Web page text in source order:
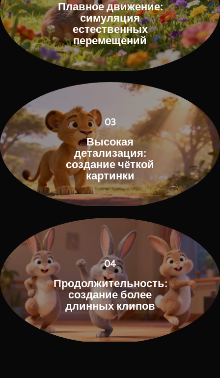
Плавное движение:
симуляция
естественных
перемещений
03
Высокая
детализация:
создание чёткой
картинки
04
Продолжительность:
создание более
длинных клипов